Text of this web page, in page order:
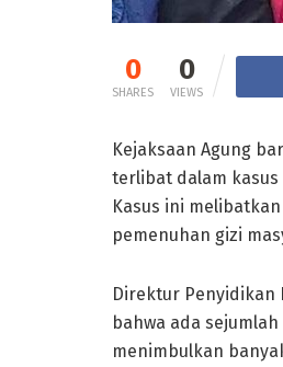
0
SHARES
0
VIEWS
Kejaksaan Agung
terlibat dalam
Kasus ini
pemenuhan gizi
Direktur Penyidikan
bahwa ada
menimbulkan